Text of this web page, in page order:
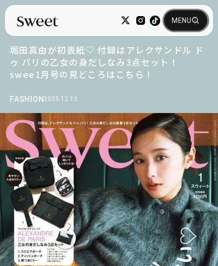
FASHION2025.12.12
堀田真由が初表紙♡ 付録はアレクサンドル ド
ゥ パリの乙女の身だしなみ3点セット！
swee1月号の見どころはこちら！